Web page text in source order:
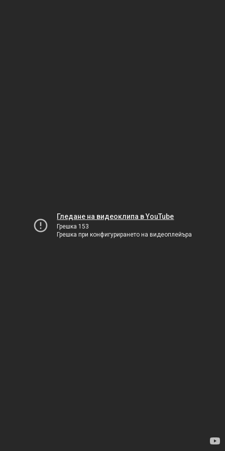
Гледане на видеоклипа в YouTube
Грешка 153
Грешка при конфигурирането на видеоплейъра